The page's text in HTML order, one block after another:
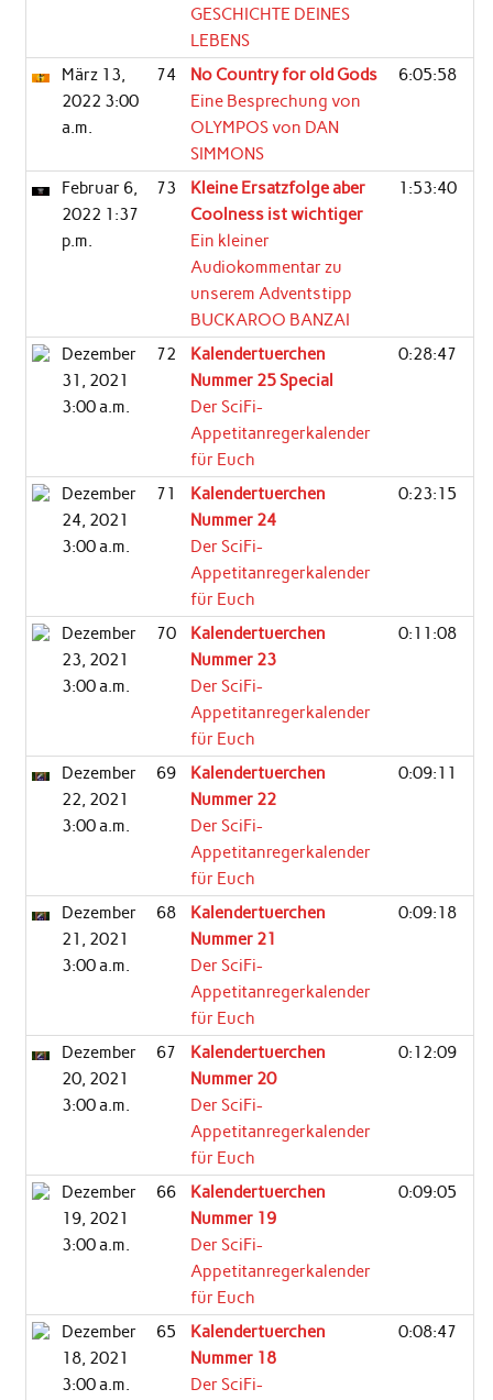
GESCHICHTE DEINES
LEBENS
März 13,
2022 3:00
a.m.
74
No Country for old Gods
Eine Besprechung von
OLYMPOS von DAN
SIMMONS
6:05:58
Februar 6,
2022 1:37
p.m.
73
Kleine Ersatzfolge aber
Coolness ist wichtiger
Ein kleiner
Audiokommentar zu
unserem Adventstipp
BUCKAROO BANZAI
1:53:40
Dezember
31, 2021
3:00 a.m.
72
Kalendertuerchen
Nummer 25 Special
Der SciFi-
Appetitanregerkalender
für Euch
0:28:47
Dezember
24, 2021
3:00 a.m.
71
Kalendertuerchen
Nummer 24
Der SciFi-
Appetitanregerkalender
für Euch
0:23:15
Dezember
23, 2021
3:00 a.m.
70
Kalendertuerchen
Nummer 23
Der SciFi-
Appetitanregerkalender
für Euch
0:11:08
Dezember
22, 2021
3:00 a.m.
69
Kalendertuerchen
Nummer 22
Der SciFi-
Appetitanregerkalender
für Euch
0:09:11
Dezember
21, 2021
3:00 a.m.
68
Kalendertuerchen
Nummer 21
Der SciFi-
Appetitanregerkalender
für Euch
0:09:18
Dezember
20, 2021
3:00 a.m.
67
Kalendertuerchen
Nummer 20
Der SciFi-
Appetitanregerkalender
für Euch
0:12:09
Dezember
19, 2021
3:00 a.m.
66
Kalendertuerchen
Nummer 19
Der SciFi-
Appetitanregerkalender
für Euch
0:09:05
Dezember
18, 2021
3:00 a.m.
65
Kalendertuerchen
Nummer 18
Der SciFi-
0:08:47